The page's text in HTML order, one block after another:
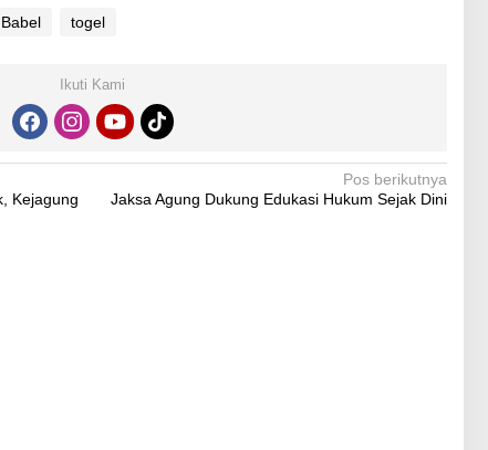
togel
Ikuti Kami
Kejagung
Pos berikutnya
Jaksa Agung Dukung Edukasi Hukum Sejak Dini